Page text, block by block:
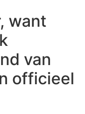
want
van
officieel